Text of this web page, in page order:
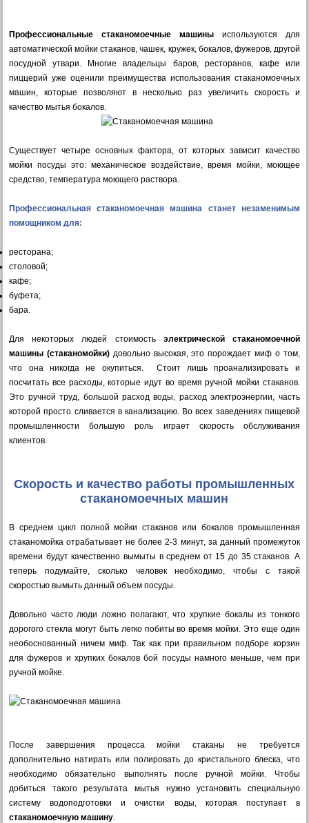
Профессиональные стаканомоечные машиныиспользуются для
автоматической мойки стаканов, чашек, кружек, бокалов, фужеров, другой
посудной утвари. Многие владельцы баров, ресторанов, кафе или
пиццерий уже оценили преимущества использования стаканомоечных
машин, которые позволяют в несколько раз увеличить скорость и
качество мытья бокалов.
Существует четыре основных фактора, от которых зависит качество
мойки посуды это: механическое воздействие, время мойки, моющее
средство, температура моющего раствора.
Профессиональная стаканомоечная машина станет незаменимым
помощником для:
ресторана;
столовой;
кафе;
буфета;
бара.
Для некоторых людей стоимость электрической стаканомоечной
машины (стаканомойки) довольно высокая, это порождает миф о том,
что она никогда не окупиться. Стоит лишь проанализировать и
посчитать все расходы, которые идут во время ручной мойки стаканов.
Это ручной труд, большой расход воды, расход электроэнергии, часть
которой просто сливается в канализацию. Во всех заведениях пищевой
промышленности большую роль играет скорость обслуживания
клиентов.
Скорость и качество работы промышленных
стаканомоечных машин
В среднем цикл полной мойки стаканов или бокалов промышленная
стаканомойка отрабатывает не более 2-3 минут, за данный промежуток
времени будут качественно вымыты в среднем от 15 до 35 стаканов. А
теперь подумайте, сколько человек необходимо, чтобы с такой
скоростью вымыть данный объем посуды.
Довольно часто люди ложно полагают, что хрупкие бокалы из тонкого
дорогого стекла могут быть легко побиты во время мойки. Это еще один
необоснованный ничем миф. Так как при правильном подборе корзин
для фужеров и хрупких бокалов бой посуды намного меньше, чем при
ручной мойке.
После завершения процесса мойки стаканы не требуется
дополнительно натирать или полировать до кристального блеска, что
необходимо обязательно выполнять после ручной мойки. Чтобы
добиться такого результата мытья нужно установить специальную
систему водоподготовки и очистки воды, которая поступает в
стаканомоечную машину.